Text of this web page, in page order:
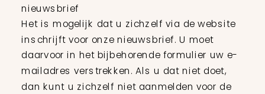
nieuwsbrief
Het is mogelijk dat u zichzelf via de website
inschrijft voor onze nieuwsbrief. U moet
daarvoor in het bijbehorende formulier uw e-
mailadres verstrekken. Als u dat niet doet,
dan kunt u zichzelf niet aanmelden voor de